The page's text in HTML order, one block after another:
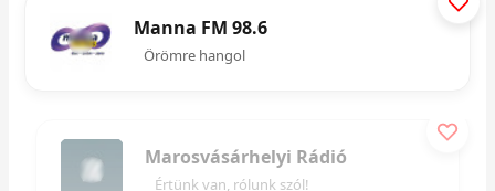
Manna FM 98.6
Örömre hangol
Marosvásárhelyi Rádió
Értünk van, rólunk szól!